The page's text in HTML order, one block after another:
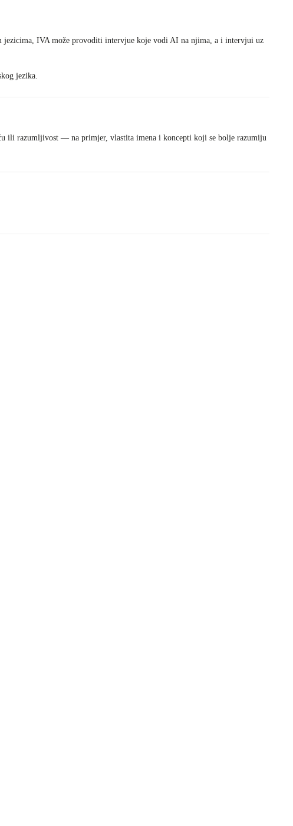
jezicima, IVA može provoditi intervjue koje vodi AI na njima, a i intervjui uz
jezika.
ili razumljivost — na primjer, vlastita imena i koncepti koji se bolje razumiju